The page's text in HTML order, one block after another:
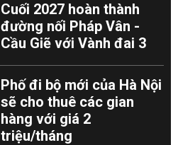
Cuối 2027 hoàn thành
đường nối Pháp Vân -
Cầu Giẽ với Vành đai 3
Phố đi bộ mới của Hà Nội
sẽ cho thuê các gian
hàng với giá 2
triệu/tháng